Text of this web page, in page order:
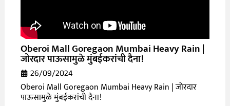
Oberoi Mall Goregaon Mumbai Heavy Rain |
जोरदार पाऊसामुळे मुंबईकरांची दैना!
26/09/2024
Oberoi Mall Goregaon Mumbai Heavy Rain | जोरदार
पाऊसामुळे मुंबईकरांची दैना!